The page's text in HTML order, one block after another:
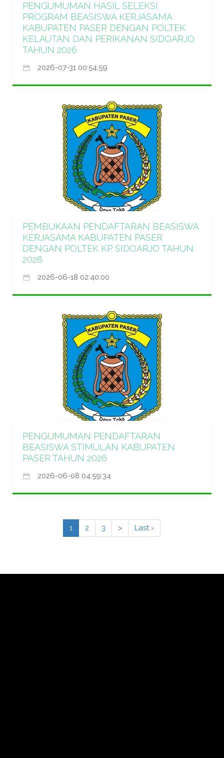
PENGUMUMAN HASIL SELEKSI
PROGRAM BEASISWA KERJASAMA
KABUPATEN PASER DENGAN POLTEK
KELAUTAN DAN PERIKANAN SIDOARJO
TAHUN 2026
2026-07-31 00:54:59
PEMBUKAAN PENDAFTARAN BEASISWA
KERJASAMA KABUPATEN PASER
DENGAN POLTEK KP SIDOARJO TAHUN
2026
2026-06-18 02:40:00
PENGUMUMAN PENDAFTARAN
BEASISWA STIMULAN KABUPATEN
PASER TAHUN 2026
2026-06-08 04:59:34
1 2 3 > Last ›